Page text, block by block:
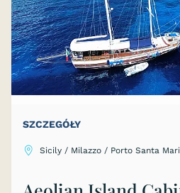
SZCZEGÓŁY
Sicily / Milazzo / Porto Santa